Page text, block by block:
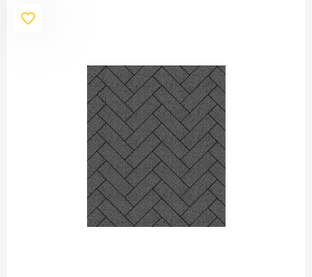
ПЕРЕЙТИ
Продажа бордюров в
Краснодаре
ПЕРЕЙТИ